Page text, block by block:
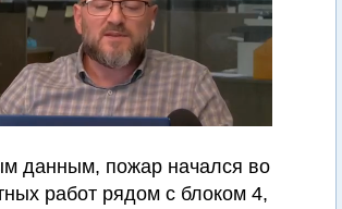
данным, пожар начался во
работ рядом с блоком 4,